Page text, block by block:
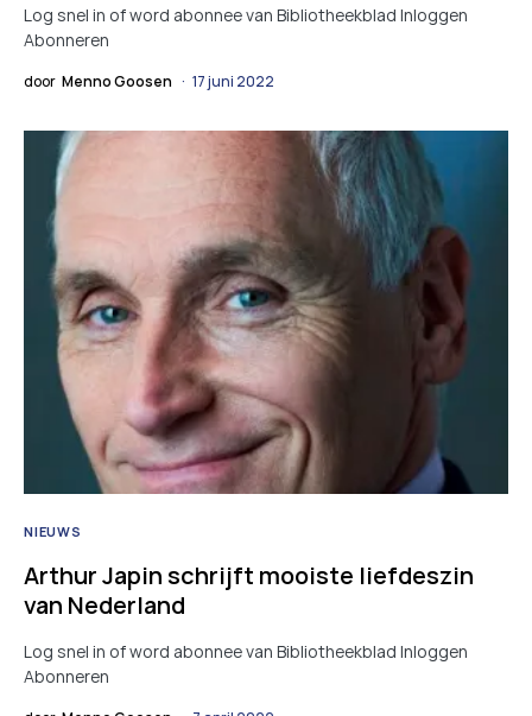
Log snel in of word abonnee van Bibliotheekblad Inloggen
Abonneren
door Menno Goosen 17 juni 2022
NIEUWS
Arthur Japin schrijft mooiste liefdeszin
van Nederland
Log snel in of word abonnee van Bibliotheekblad Inloggen
Abonneren